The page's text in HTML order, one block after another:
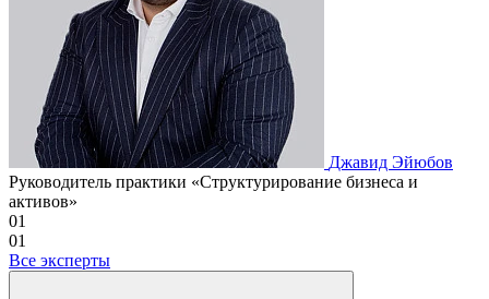
Джавид Эйюбов
Руководитель практики «Структурирование бизнеса и
активов»
01
01
Все эксперты